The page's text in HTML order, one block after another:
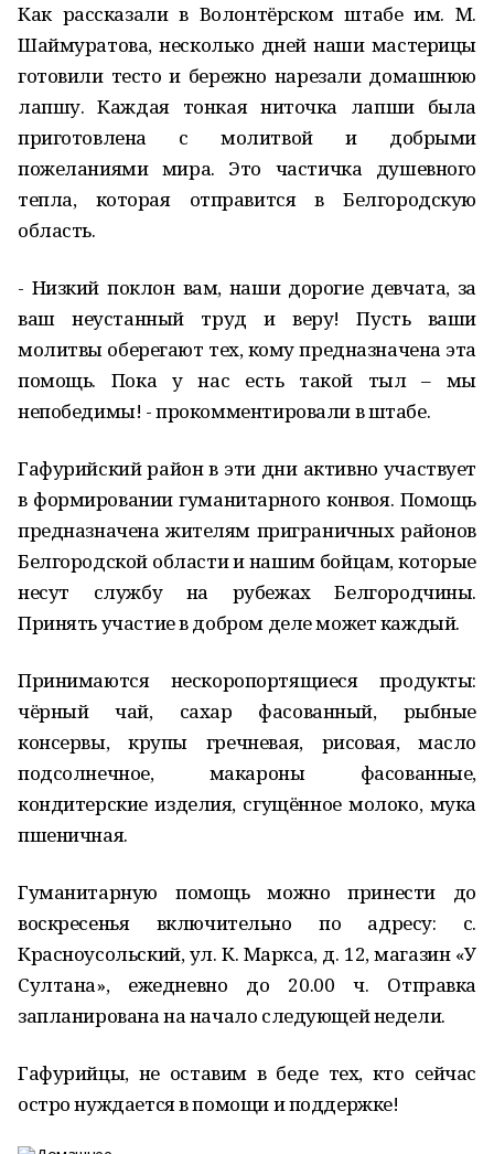
Как рассказали в Волонтёрском штабе им. М.
Шаймуратова, несколько дней наши мастерицы
готовили тесто и бережно нарезали домашнюю
лапшу. Каждая тонкая ниточка лапши была
приготовлена с молитвой и добрыми
пожеланиями мира. Это частичка душевного
тепла, которая отправится в Белгородскую
область.
- Низкий поклон вам, наши дорогие девчата, за
ваш неустанный труд и веру! Пусть ваши
молитвы оберегают тех, кому предназначена эта
помощь. Пока у нас есть такой тыл – мы
непобедимы! - прокомментировали в штабе.
Гафурийский район в эти дни активно участвует
в формировании гуманитарного конвоя. Помощь
предназначена жителям приграничных районов
Белгородской области и нашим бойцам, которые
несут службу на рубежах Белгородчины.
Принять участие в добром деле может каждый.
Принимаются нескоропортящиеся продукты:
чёрный чай, сахар фасованный, рыбные
консервы, крупы гречневая, рисовая, масло
подсолнечное, макароны фасованные,
кондитерские изделия, сгущённое молоко, мука
пшеничная.
Гуманитарную помощь можно принести до
воскресенья включительно по адресу: с.
Красноусольский, ул. К. Маркса, д. 12, магазин «У
Султана», ежедневно до 20.00 ч. Отправка
запланирована на начало следующей недели.
Гафурийцы, не оставим в беде тех, кто сейчас
остро нуждается в помощи и поддержке!